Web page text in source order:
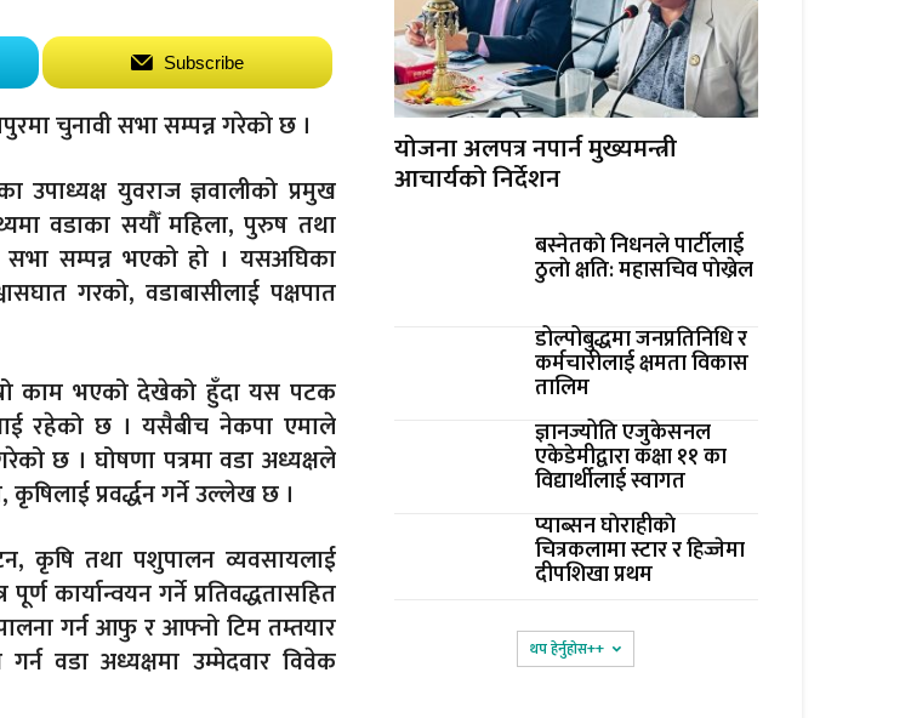
Subscribe
चुनावी सभा सम्पन्न गरेको छ ।
युवराज ज्ञवालीको प्रमुख
वडाका सयौँ महिला, पुरुष तथा
सभा सम्पन्न भएको हो । यसअघिका
गरको, वडाबासीलाई पक्षपात
काम भएको देखेको हुँदा यस पटक
रहेको छ । यसैबीच नेकपा एमाले
छ । घोषणा पत्रमा वडा अध्यक्षले
प्रवर्द्धन गर्ने उल्लेख छ ।
कृषि तथा पशुपालन व्यवसायलाई
कार्यान्वयन गर्ने प्रतिवद्धतासहित
गर्न आफु र आफ्नो टिम तम्तयार
वडा अध्यक्षमा उम्मेदवार विवेक
योजना अलपत्र नपार्न मुख्यमन्त्री
आचार्यको निर्देशन
बस्नेतकाे निधनले पार्टीलाई
ठुलाे क्षति: महासचिव पाेख्रेल
डोल्पोबुद्धमा जनप्रतिनिधि र
कर्मचारीलाई क्षमता विकास
तालिम
ज्ञानज्योति एजुकेसनल
एकेडेमीद्वारा कक्षा ११ का
विद्यार्थीलाई स्वागत
प्याब्सन घाेराहीकाे
चित्रकलामा स्टार र हिज्जेमा
दीपशिखा प्रथम
थप हेर्नुहोस‌++